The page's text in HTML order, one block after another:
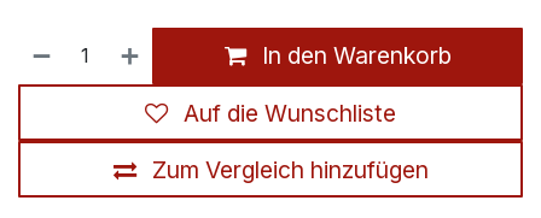
In den Warenkorb
Zum Vergleich hinzufügen
Auf die Wunschliste